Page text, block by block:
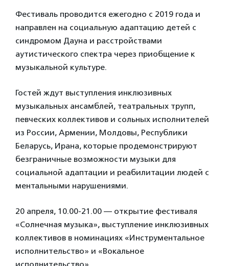
Фестиваль проводится ежегодно с 2019 года и
направлен на социальную адаптацию детей с
синдромом Дауна и расстройствами
аутистического спектра через приобщение к
музыкальной культуре.
Гостей ждут выступления инклюзивных
музыкальных ансамблей, театральных трупп,
певческих коллективов и сольных исполнителей
из России, Армении, Молдовы, Республики
Беларусь, Ирана, которые продемонстрируют
безграничные возможности музыки для
социальной адаптации и реабилитации людей с
ментальными нарушениями.
20 апреля, 10.00-21.00 — открытие фестиваля
«Солнечная музыка», выступление инклюзивных
коллективов в номинациях «Инструментальное
исполнительство» и «Вокальное